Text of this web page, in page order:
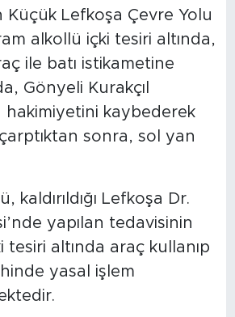
Küçük Lefkoşa Çevre Yolu
alkollü içki tesiri altında,
ile batı istikametine
Gönyeli Kurakçıl
hakimiyetini kaybederek
sonra, sol yan
Lefkoşa Dr.
yapılan tedavisinin
altında araç kullanıp
yasal işlem